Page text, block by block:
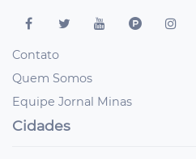
Contato
Quem Somos
Equipe Jornal Minas
Cidades